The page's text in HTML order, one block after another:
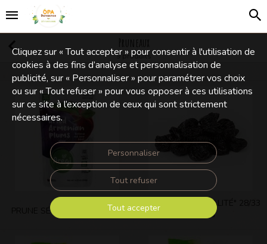
9 produits
PRUNE SÉCHÉE AREGI 120 G
PRUNEAUX "SPÉCIALITÉ" 28/33
12,5 KG
Cliquez sur « Tout accepter » pour consentir à l'utilisation de
cookies à des fins d’analyse et personnalisation de
publicité, sur « Personnaliser » pour paramétrer vos choix
ou sur « Tout refuser » pour vous opposer à ces utilisations
sur ce site à l’exception de ceux qui sont strictement
nécessaires.
Personnaliser
Tout refuser
Tout accepter